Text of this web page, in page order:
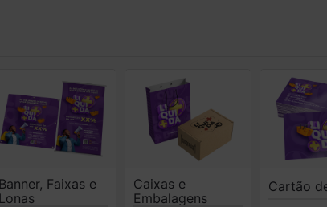
Banner, Faixas e
Lonas
Caixas e
Embalagens
Cartão